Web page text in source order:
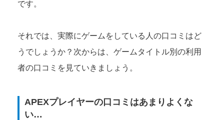
です。
それでは、実際にゲームをしている人の口コミはど
うでしょうか？次からは、ゲームタイトル別の利用
者の口コミを見ていきましょう。
APEXプレイヤーの口コミはあまりよくな
い…